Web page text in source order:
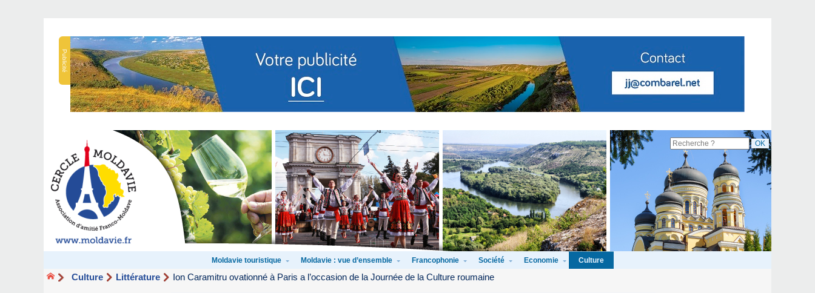
Publicité
Moldavie touristique Moldavie : vue d’ensemble Francophonie Société Economie Culture
Culture Littérature Ion Caramitru ovationné à Paris a l’occasion de la Journée de la Culture roumaine